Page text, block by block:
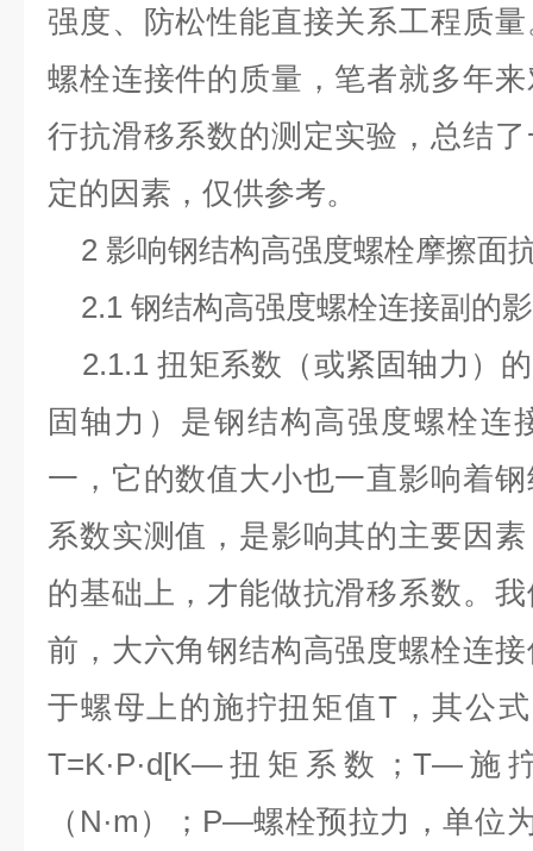
强度、防松性能直接关系工程质
螺栓连接件的质量，笔者就多年
行抗滑移系数的测定实验，总结
定的因素，仅供参考。
2 影响钢结构高强度螺栓摩擦面
2.1 钢结构高强度螺栓连接副的
2.1.1 扭矩系数（或紧固轴力）
固轴力）是钢结构高强度螺栓连
一，它的数值大小也一直影响着
系数实测值，是影响其的主要因
的基础上，才能做抗滑移系数。
前，大六角钢结构高强度螺栓连
于螺母上的施拧扭矩值T，其公
T=K·P·d[K—扭矩系数；T—施
（N·m）；P—螺栓预拉力，单位